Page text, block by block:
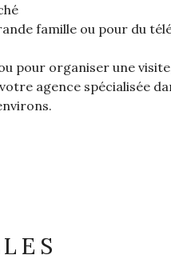
famille ou pour du
pour organiser une
agence spécialisée